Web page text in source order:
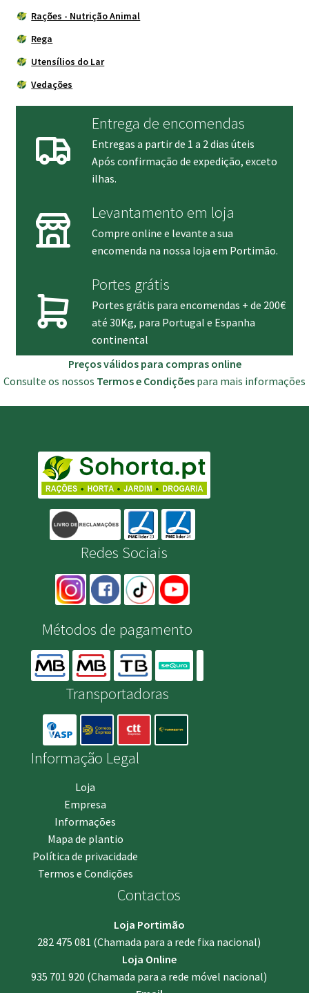
Rações - Nutrição Animal
Rega
Utensílios do Lar
Vedações
Entrega de encomendas
Entregas a partir de 1 a 2 dias úteis
Após confirmação de expedição, exceto
ilhas.
Levantamento em loja
Compre online e levante a sua
encomenda na nossa loja em Portimão.
Portes grátis
Portes grátis para encomendas + de 200€
até 30Kg, para Portugal e Espanha
continental
Preços válidos para compras online
Consulte os nossos Termos e Condições para mais informações
Redes Sociais
Métodos de pagamento
Transportadoras
Informação Legal
Loja
Empresa
Informações
Mapa de plantio
Política de privacidade
Termos e Condições
Contactos
Loja Portimão
282 475 081 (Chamada para a rede fixa nacional)
Loja Online
935 701 920 (Chamada para a rede móvel nacional)